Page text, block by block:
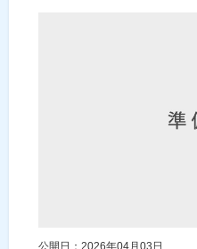
公開日：2026年04月03日